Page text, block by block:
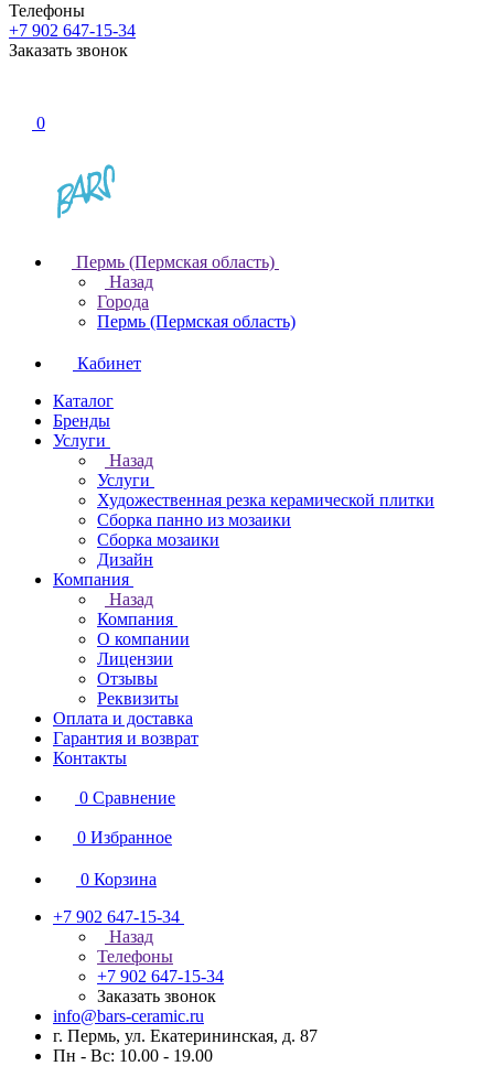
Телефоны
+7 902 647-15-34
Заказать звонок
0
Пермь (Пермская область)
Назад
Города
Пермь (Пермская область)
Кабинет
Каталог
Бренды
Услуги
Назад
Услуги
Художественная резка керамической плитки
Сборка панно из мозаики
Сборка мозаики
Дизайн
Компания
Назад
Компания
О компании
Лицензии
Отзывы
Реквизиты
Оплата и доставка
Гарантия и возврат
Контакты
0 Сравнение
0 Избранное
0 Корзина
+7 902 647-15-34
Назад
Телефоны
+7 902 647-15-34
Заказать звонок
info@bars-ceramic.ru
г. Пермь, ул. Екатерининская, д. 87
Пн - Вс: 10.00 - 19.00